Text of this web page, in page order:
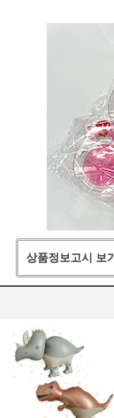
상품정보고시 보기